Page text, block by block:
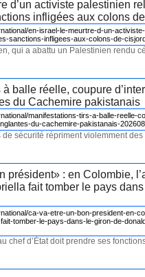
d’un activiste palestinien
infligées aux colons
qui a abattu un Palestinien rendu
balle réelle, coupure
du Cachemire pakistanais
de sécurité répriment violemment
président» : en Colombie,
fait tomber le pays
chef d’État doit prendre ses